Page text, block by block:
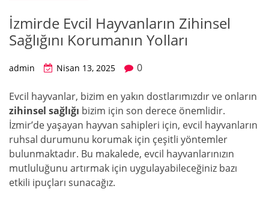
İzmirde Evcil Hayvanların Zihinsel
Sağlığını Korumanın Yolları
admin Nisan 13, 2025 0
Evcil hayvanlar, bizim en yakın dostlarımızdır ve onların
zihinsel sağlığı bizim için son derece önemlidir.
İzmir’de yaşayan hayvan sahipleri için, evcil hayvanların
ruhsal durumunu korumak için çeşitli yöntemler
bulunmaktadır. Bu makalede, evcil hayvanlarınızın
mutluluğunu artırmak için uygulayabileceğiniz bazı
etkili ipuçları sunacağız.